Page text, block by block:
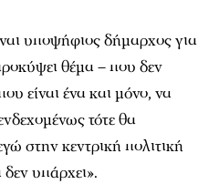
υποψήφιος δήμαρχος για
θέμα – που δεν
είναι ένα και μόνο, να
τότε θα
στην κεντρική πολιτική
υπάρχει».